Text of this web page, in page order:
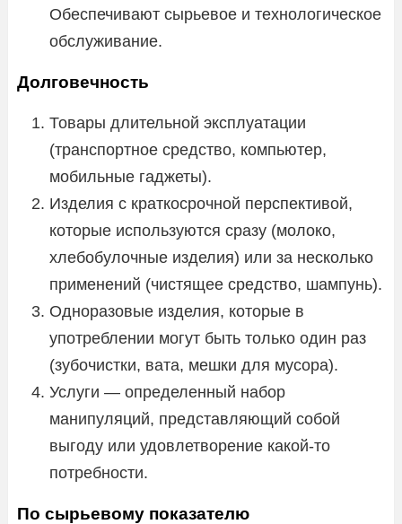
Обеспечивают сырьевое и технологическое
обслуживание.
Долговечность
Товары длительной эксплуатации
(транспортное средство, компьютер,
мобильные гаджеты).
Изделия с краткосрочной перспективой,
которые используются сразу (молоко,
хлебобулочные изделия) или за несколько
применений (чистящее средство, шампунь).
Одноразовые изделия, которые в
употреблении могут быть только один раз
(зубочистки, вата, мешки для мусора).
Услуги — определенный набор
манипуляций, представляющий собой
выгоду или удовлетворение какой-то
потребности.
По сырьевому показателю